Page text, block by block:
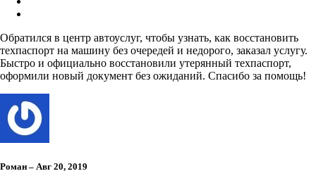
Обратился в центр автоуслуг, чтобы узнать, как восстановить
техпаспорт на машину без очередей и недорого, заказал услугу.
Быстро и официально восстановили утерянный техпаспорт,
оформили новый документ без ожиданий. Спасибо за помощь!
Роман – Авг 20, 2019